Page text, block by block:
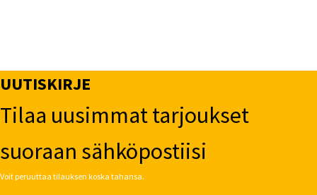
UUTISKIRJE
Tilaa uusimmat tarjoukset
suoraan sähköpostiisi
Voit peruuttaa tilauksen koska tahansa.